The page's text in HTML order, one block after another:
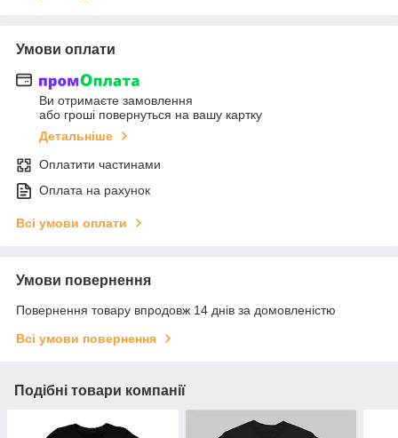
Умови оплати
Ви отримаєте замовлення
або гроші повернуться на вашу картку
Детальніше
Оплатити частинами
Оплата на рахунок
Всі умови оплати
Умови повернення
Повернення товару впродовж 14 днів за домовленістю
Всі умови повернення
Подібні товари компанії